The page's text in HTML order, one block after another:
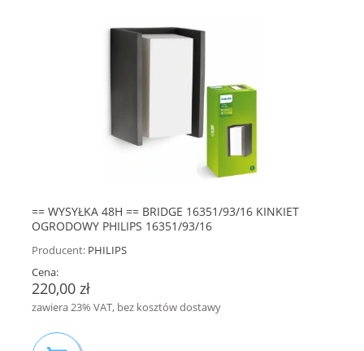
== WYSYŁKA 48H == BRIDGE 16351/93/16 KINKIET
OGRODOWY PHILIPS 16351/93/16
Producent: PHILIPS
Cena:
220,00 zł
zawiera 23% VAT, bez kosztów dostawy